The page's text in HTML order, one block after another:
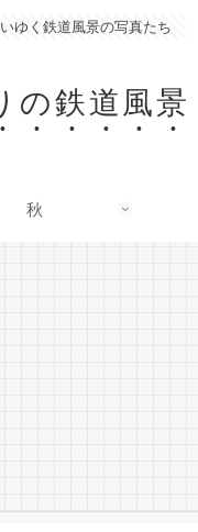
ゆく鉄道風景の写真たち
の鉄道風景
秋